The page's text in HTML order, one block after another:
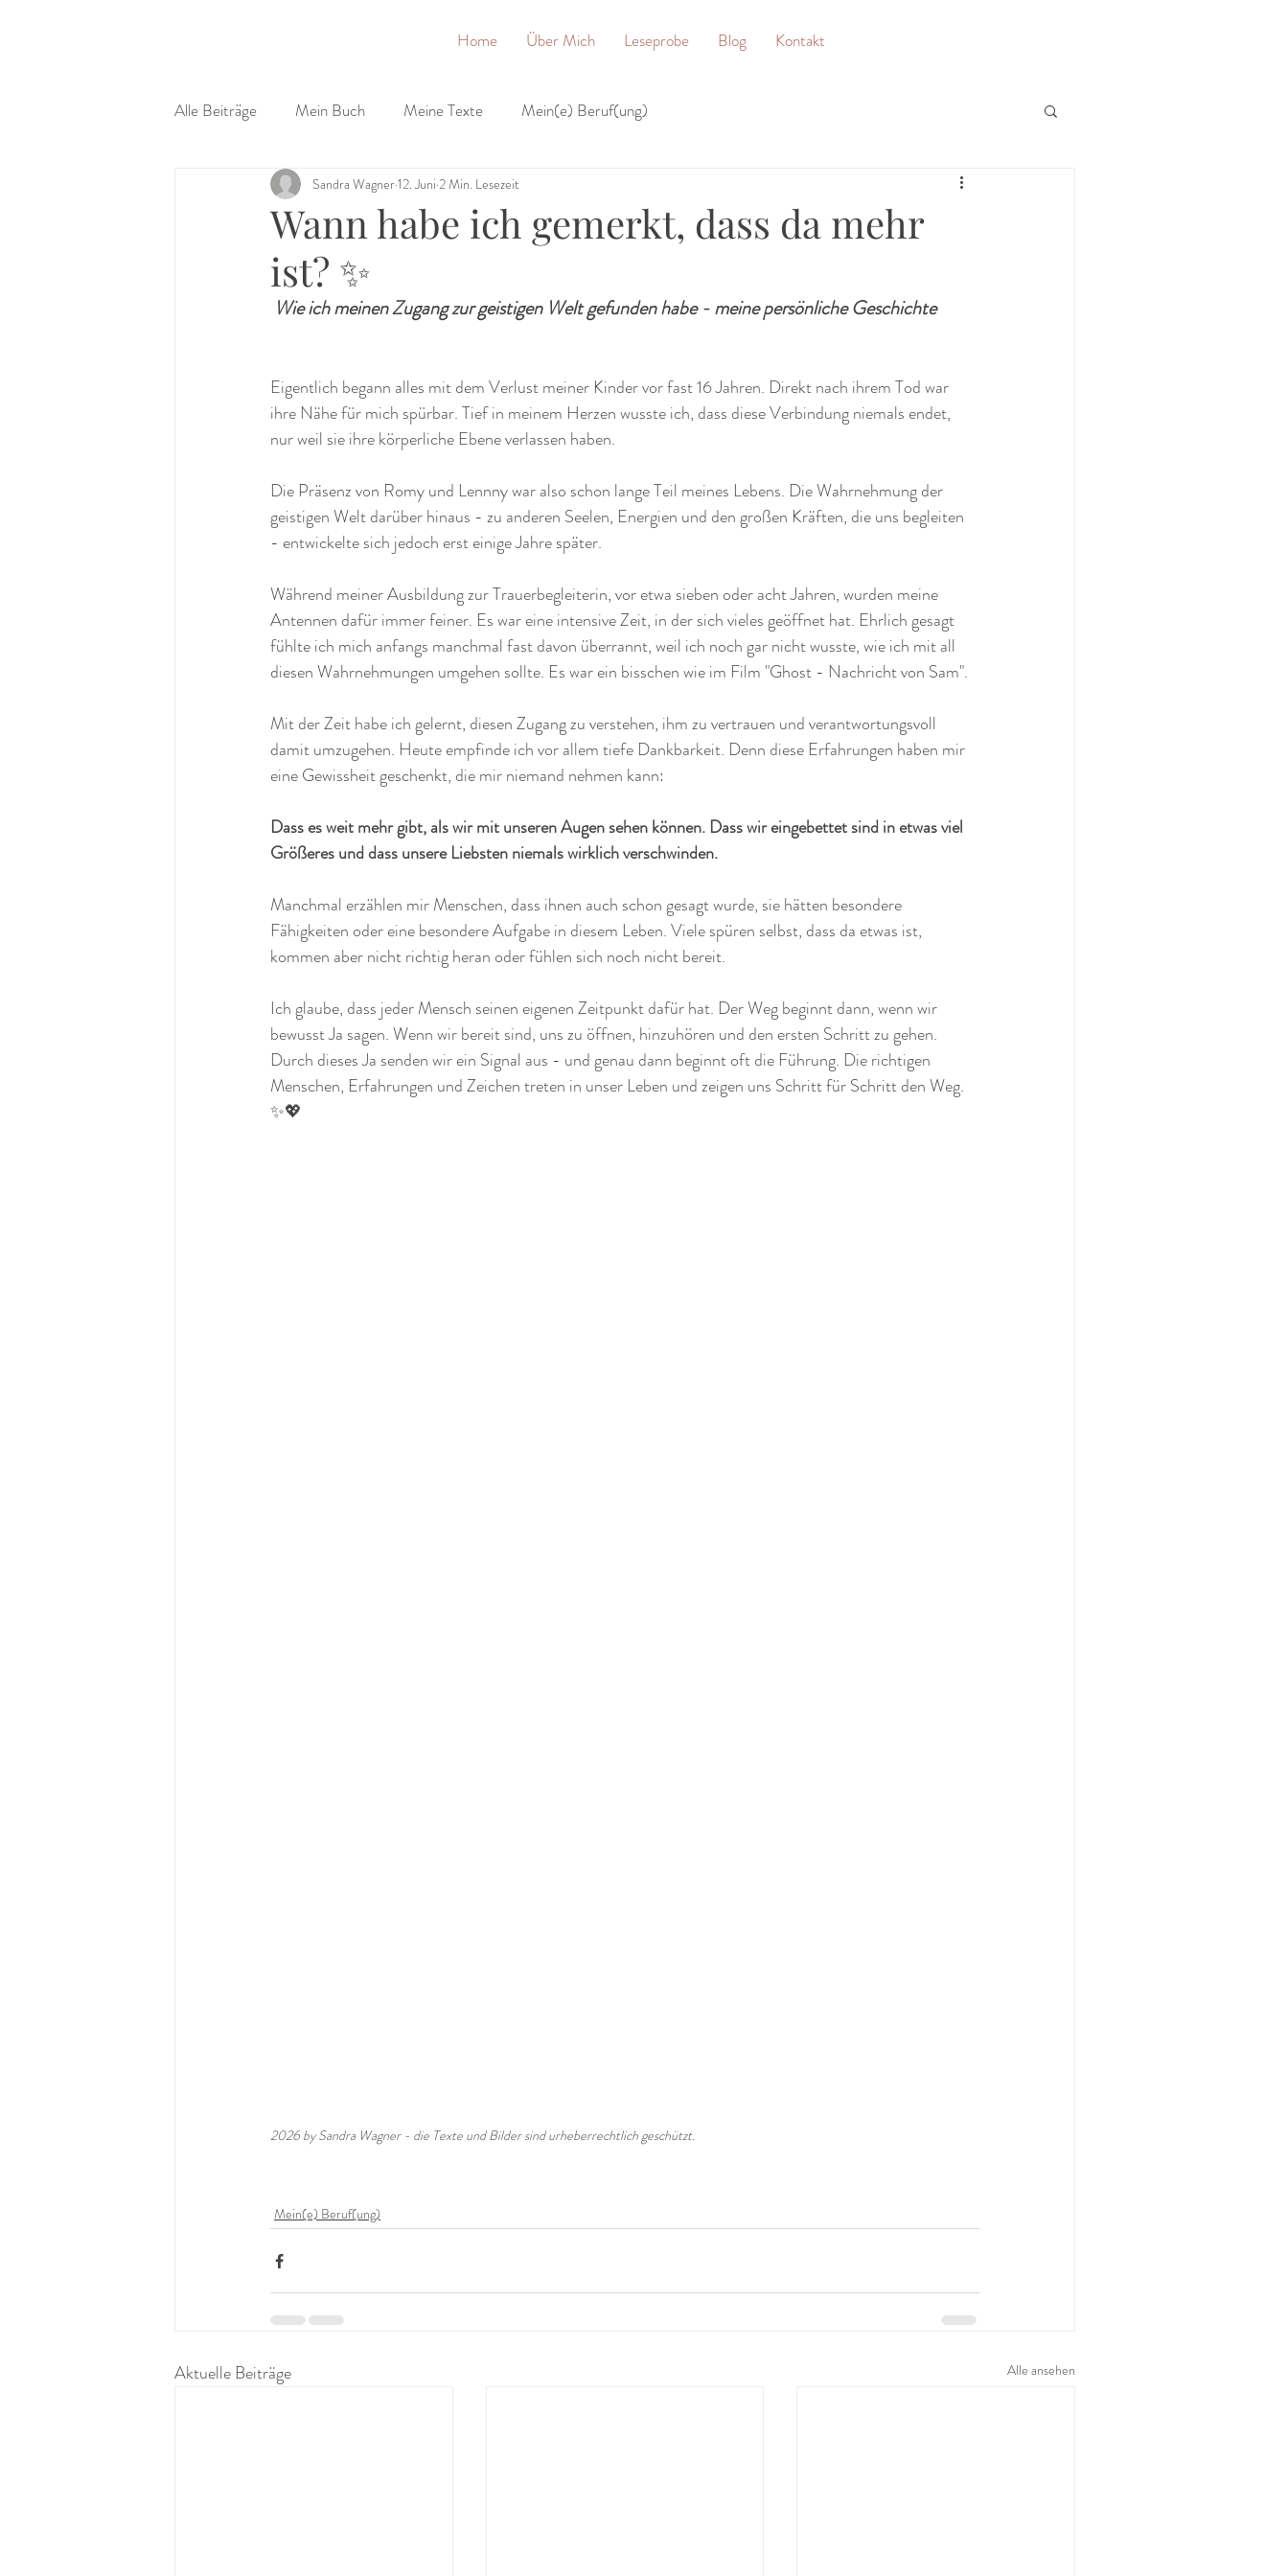
Home Über Mich Leseprobe Blog Kontakt
Alle Beiträge Mein Buch Meine Texte Mein(e) Beruf(ung)
Wann habe ich gemerkt, dass da mehr
ist? ✨
Sandra Wagner12. Juni 2 Min. Lesezeit
Wie ich meinen Zugang zur geistigen Welt gefunden habe - meine persönliche Geschichte
Eigentlich begann alles mit dem Verlust meiner Kinder vor fast 16 Jahren. Direkt nach ihrem Tod war
ihre Nähe für mich spürbar. Tief in meinem Herzen wusste ich, dass diese Verbindung niemals endet,
nur weil sie ihre körperliche Ebene verlassen haben.
Die Präsenz von Romy und Lennny war also schon lange Teil meines Lebens. Die Wahrnehmung der
geistigen Welt darüber hinaus - zu anderen Seelen, Energien und den großen Kräften, die uns begleiten
- entwickelte sich jedoch erst einige Jahre später.
Während meiner Ausbildung zur Trauerbegleiterin, vor etwa sieben oder acht Jahren, wurden meine
Antennen dafür immer feiner. Es war eine intensive Zeit, in der sich vieles geöffnet hat. Ehrlich gesagt
fühlte ich mich anfangs manchmal fast davon überrannt, weil ich noch gar nicht wusste, wie ich mit all
diesen Wahrnehmungen umgehen sollte. Es war ein bisschen wie im Film "Ghost - Nachricht von Sam".
Mit der Zeit habe ich gelernt, diesen Zugang zu verstehen, ihm zu vertrauen und verantwortungsvoll
damit umzugehen. Heute empfinde ich vor allem tiefe Dankbarkeit. Denn diese Erfahrungen haben mir
eine Gewissheit geschenkt, die mir niemand nehmen kann:
Dass es weit mehr gibt, als wir mit unseren Augen sehen können. Dass wir eingebettet sind in etwas viel
Größeres und dass unsere Liebsten niemals wirklich verschwinden.
Manchmal erzählen mir Menschen, dass ihnen auch schon gesagt wurde, sie hätten besondere
Fähigkeiten oder eine besondere Aufgabe in diesem Leben. Viele spüren selbst, dass da etwas ist,
kommen aber nicht richtig heran oder fühlen sich noch nicht bereit.
Ich glaube, dass jeder Mensch seinen eigenen Zeitpunkt dafür hat. Der Weg beginnt dann, wenn wir
bewusst Ja sagen. Wenn wir bereit sind, uns zu öffnen, hinzuhören und den ersten Schritt zu gehen.
Durch dieses Ja senden wir ein Signal aus - und genau dann beginnt oft die Führung. Die richtigen
Menschen, Erfahrungen und Zeichen treten in unser Leben und zeigen uns Schritt für Schritt den Weg.
✨💖
2026 by Sandra Wagner - die Texte und Bilder sind urheberrechtlich geschützt.
Mein(e) Beruf(ung)
Aktuelle Beiträge Alle ansehen